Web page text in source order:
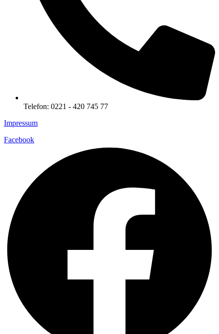
Telefon: 0221 - 420 745 77
Impressum
Facebook